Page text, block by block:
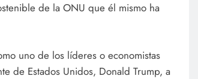
de la ONU que él mismo ha
uno de los líderes o economistas
de Estados Unidos, Donald Trump, a